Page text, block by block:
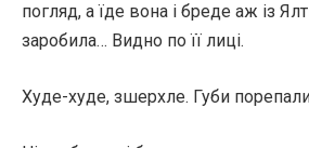
погляд, а їде вона і бреде аж із
заробила… Видно по її лиці.
Худе-худе, зшерхле. Губи